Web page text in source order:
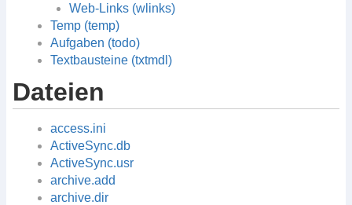
Web-Links (wlinks)
Temp (temp)
Aufgaben (todo)
Textbausteine (txtmdl)
Dateien
access.ini
ActiveSync.db
ActiveSync.usr
archive.add
archive.dir